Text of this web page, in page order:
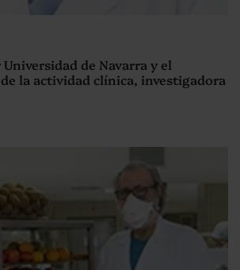
de Navarra y el
la actividad clínica, investigadora